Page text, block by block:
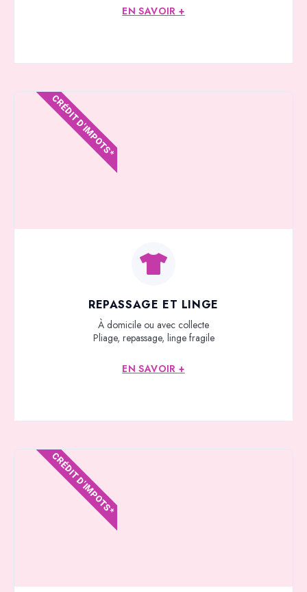
EN SAVOIR +
REPASSAGE ET LINGE
À domicile ou avec collecte
Pliage, repassage, linge fragile
EN SAVOIR +
CRÉDIT D'IMPOTS*
CRÉDIT D'IMPOTS*